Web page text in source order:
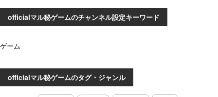
officialマル秘ゲームのチャンネル設定キーワード
ゲーム
officialマル秘ゲームのタグ・ジャンル